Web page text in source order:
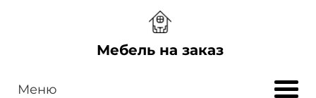
Мебель на заказ
Меню